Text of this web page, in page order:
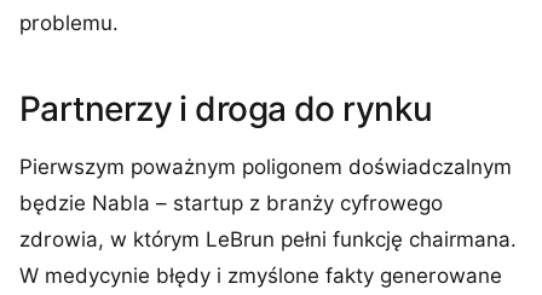
problemu.
Partnerzy i droga do rynku
Pierwszym poważnym poligonem doświadczalnym
będzie Nabla – startup z branży cyfrowego
zdrowia, w którym LeBrun pełni funkcję chairmana.
W medycynie błędy i zmyślone fakty generowane